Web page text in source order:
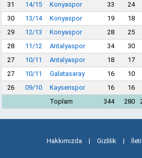
31
14/15 Konyaspor 33 24
30
13/14 Konyaspor 19 18
29
12/13 Konyaspor 28 25
28
11/12 Antalyaspor 34 30
27
10/11 Antalyaspor 18 17
27
10/11 Galatasaray 16 10
26
09/10 Kayserispor 16 16
Toplam
344 280
Hakkımızda | Gizlilik |